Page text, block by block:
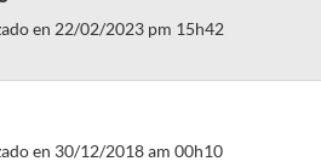
en 22/02/2023 pm 15h42
en 30/12/2018 am 00h10